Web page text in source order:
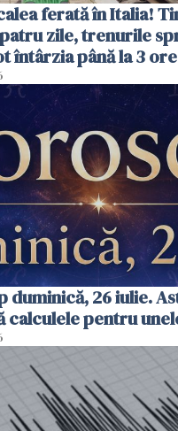
ferată în Italia!
zile, trenurile
întârzia până la 3 ore
duminică, 26 iulie.
calculele pentru